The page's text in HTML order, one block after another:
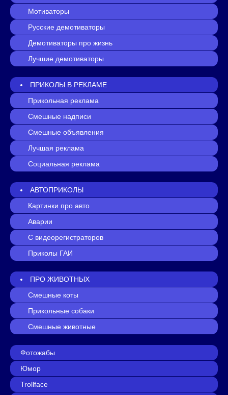
Мотиваторы
Русские демотиваторы
Демотиваторы про жизнь
Лучшие демотиваторы
ПРИКОЛЫ В РЕКЛАМЕ
Прикольная реклама
Смешные надписи
Смешные объявления
Лучшая реклама
Социальная реклама
АВТОПРИКОЛЫ
Картинки про авто
Аварии
С видеорегистраторов
Приколы ГАИ
ПРО ЖИВОТНЫХ
Смешные коты
Прикольные собаки
Смешные животные
Фотожабы
Юмор
Trollface